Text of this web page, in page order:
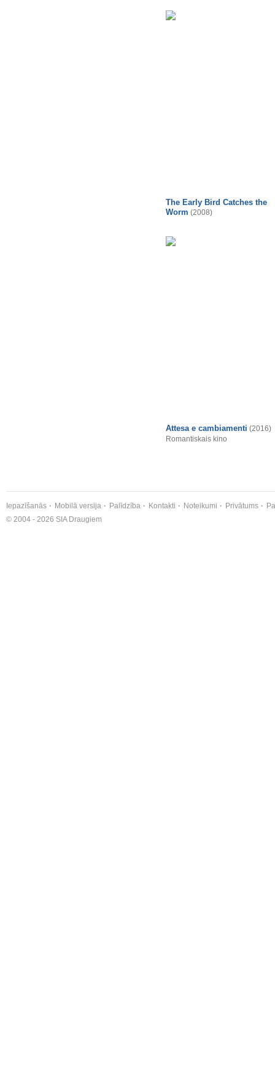
The Early Bird Catches the
Worm (2008)
Attesa e cambiamenti (2016)
Romantiskais kino
Iepazīšanās Mobilā versija Palīdzība Kontakti Noteikumi Privātums
© 2004 - 2026 SIA Draugiem